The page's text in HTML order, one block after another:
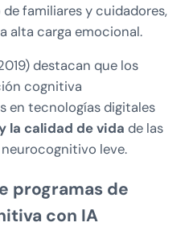
familiares y cuidadores,
alta carga emocional.
destacan que los
cognitiva
en tecnologías digitales
la calidad de vida de las
leve.
programas de
con IA